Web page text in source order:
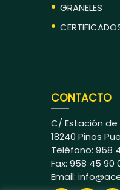
GRANELES
CONTACTO
C/ Estación de
18240 Pinos
Teléfono: 958
Fax: 958 45 90
Email: